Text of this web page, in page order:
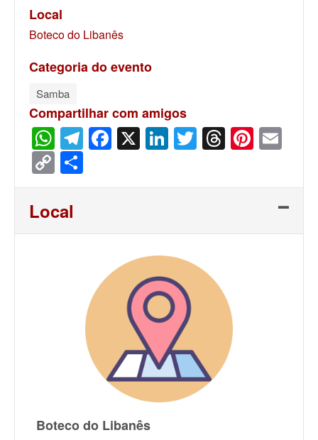
Local
Boteco do Libanês
Categoria do evento
Samba
Compartilhar com amigos
WhatsApp
Telegram
Facebook
X LinkedIn
Twitter
Threads
Copy
Link
Local
Boteco do Libanês